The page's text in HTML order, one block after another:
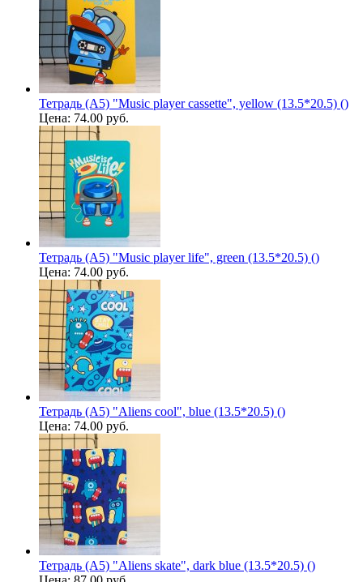
Тетрадь (A5) "Music player cassette", yellow (13.5*20.5) ()
Цена: 74.00 руб.
Тетрадь (A5) "Music player life", green (13.5*20.5) ()
Цена: 74.00 руб.
Тетрадь (A5) "Aliens cool", blue (13.5*20.5) ()
Цена: 74.00 руб.
Тетрадь (A5) "Aliens skate", dark blue (13.5*20.5) ()